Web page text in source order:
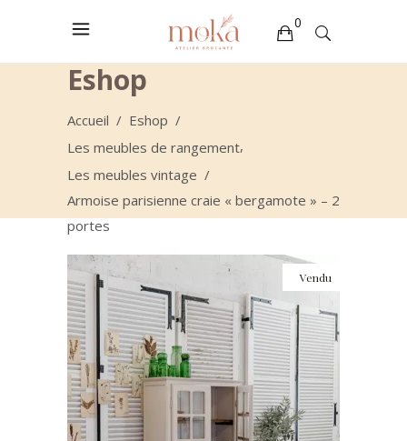
0
Votre sélection est vide
Eshop
Accueil / Eshop /
Les meubles de rangement,
Les meubles vintage /
Armoise parisienne craie « bergamote » – 2
portes
Vendu